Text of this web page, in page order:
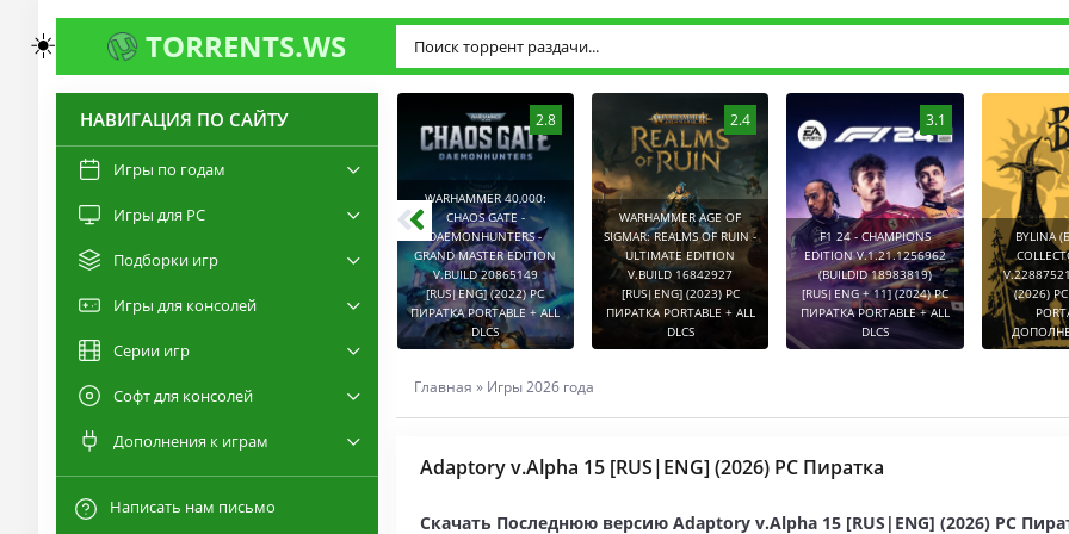
TORRENTS.WS
НАВИГАЦИЯ ПО САЙТУ
Игры по годам
Игры для PC
Подборки игр
Игры для консолей
Серии игр
Софт для консолей
Дополнения к играм
Написать нам письмо
3.0
RESIDENT EVIL 9:
REQUIEM - DELUXE
EDITION V.BUILD
(2026) PC ПИРАТКА
[RUS|ENG] (2026) PC
2.8
WARHAMMER 40,000:
CHAOS GATE -
DAEMONHUNTERS -
GRAND MASTER EDITION
V.BUILD 20865149
[RUS|ENG] (2022) PC
ПИРАТКА PORTABLE + ALL
DLCS
2.4
WARHAMMER AGE OF
SIGMAR: REALMS OF RUIN -
ULTIMATE EDITION
V.BUILD 16842927
[RUS|ENG] (2023) PC
ПИРАТКА PORTABLE + ALL
DLCS
3.1
F1 24 - CHAMPIONS
EDITION V.1.21.1256962
(BUILDID 18983819)
[RUS|ENG + 11] (2024) PC
ПИРАТКА PORTABLE + ALL
DLCS
BYLINA
(2026)
Главная » Игры 2026 года
Adaptory v.Alpha 15 [RUS|ENG] (2026) PC Пиратка
Скачать Последнюю версию Adaptory v.Alpha 15 [RUS|ENG] (2026) PC
☀️